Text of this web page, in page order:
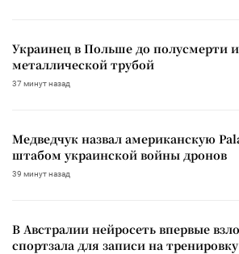
Украинец в Польше до полусмерти
металлической трубой
37 минут назад
Медведчук назвал американскую
штабом украинской войны дронов
39 минут назад
В Австралии нейросеть впервые
спортзала для записи на тренировку